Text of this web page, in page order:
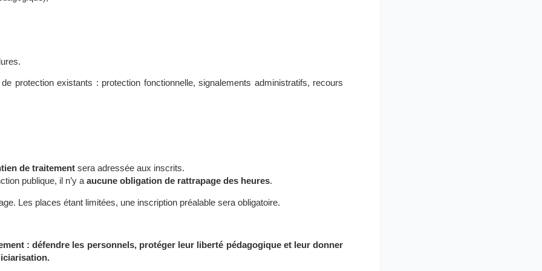
protection existants : protection fonctionnelle, signalements administratifs, recours
de traitement sera adressée aux inscrits.
publique, il n’y a aucune obligation de rattrapage des heures.
Les places étant limitées, une inscription préalable sera obligatoire.
: défendre les personnels, protéger leur liberté pédagogique et leur donner